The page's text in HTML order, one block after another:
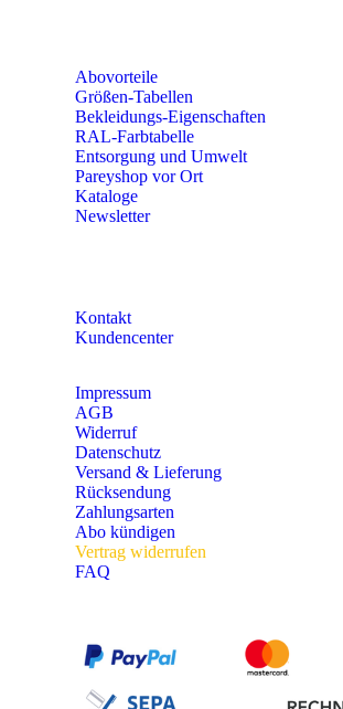
Abovorteile
Größen-Tabellen
Bekleidungs-Eigenschaften
RAL-Farbtabelle
Entsorgung und Umwelt
Pareyshop vor Ort
Kataloge
Newsletter
Kontakt
Kundencenter
Impressum
AGB
Widerruf
Datenschutz
Versand & Lieferung
Rücksendung
Zahlungsarten
Abo kündigen
Vertrag widerrufen
FAQ